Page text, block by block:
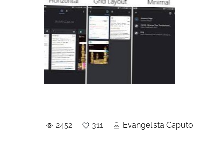
2452 311 Evangelista Caputo